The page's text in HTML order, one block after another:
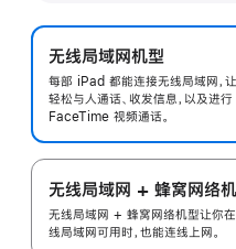
无线局域网机型
每部 iPad 都能连接无线局域网，
轻松与人通话、收发信息，以及进行
FaceTime 视频通话。
无线局域网 + 蜂窝网络
无线局域网 + 蜂窝网络机型让你
线局域网可用时，也能连线上网。